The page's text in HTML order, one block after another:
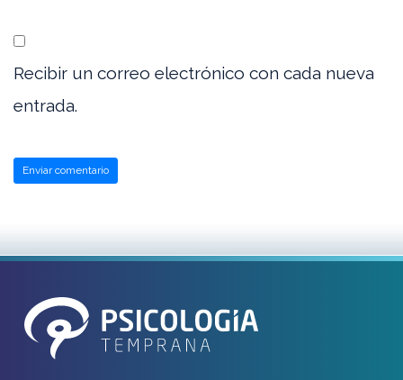
Recibir un correo electrónico con cada nueva
entrada.